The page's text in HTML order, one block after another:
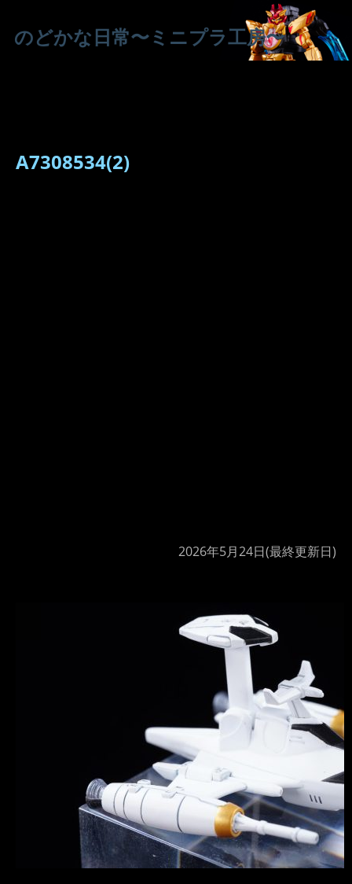
のどかな日常〜ミニプラ工房〜
A7308534(2)
2026年5月24日(最終更新日)